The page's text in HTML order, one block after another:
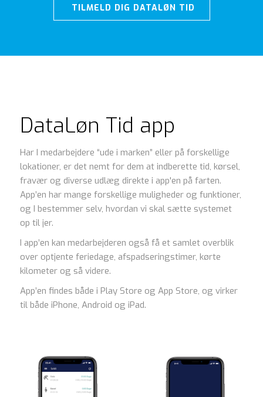
TILMELD DIG DATALØN TID
DataLøn Tid app
Har I medarbejdere “ude i marken” eller på forskellige
lokationer, er det nemt for dem at indberette tid, kørsel,
fravær og diverse udlæg direkte i app'en på farten.
App’en har mange forskellige muligheder og funktioner,
og I bestemmer selv, hvordan vi skal sætte systemet
op til jer.
I app’en kan medarbejderen også få et samlet overblik
over optjente feriedage, afspadseringstimer, kørte
kilometer og så videre.
App’en findes både i Play Store og App Store, og virker
til både iPhone, Android og iPad.